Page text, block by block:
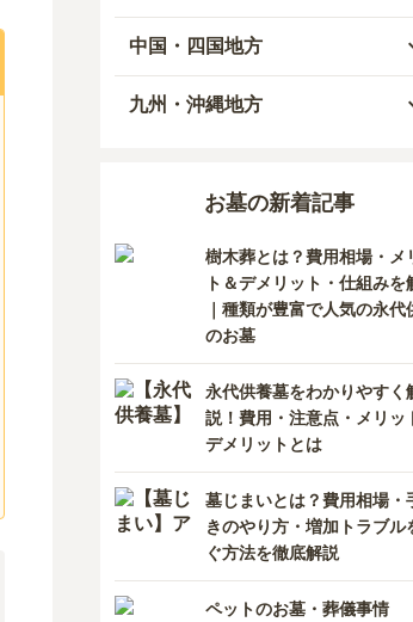
山形県
宮城県
千葉県
茨城県
静岡県
三重県
石川県
福井県
長野県
大阪府
兵庫県
奈良県
中国・四国地方
岡山県
香川県
高知県
九州・沖縄地方
熊本県
鹿児島県
お墓の新着記事
樹木葬とは？費用相場・メ
ト＆デメリット・仕組みを
｜種類が豊富で人気の永代
のお墓
永代供養墓をわかりやすく
説！費用・注意点・メリッ
デメリットとは
墓じまいとは？費用相場・
きのやり方・増加トラブル
ぐ方法を徹底解説
ペットのお墓・葬儀事情